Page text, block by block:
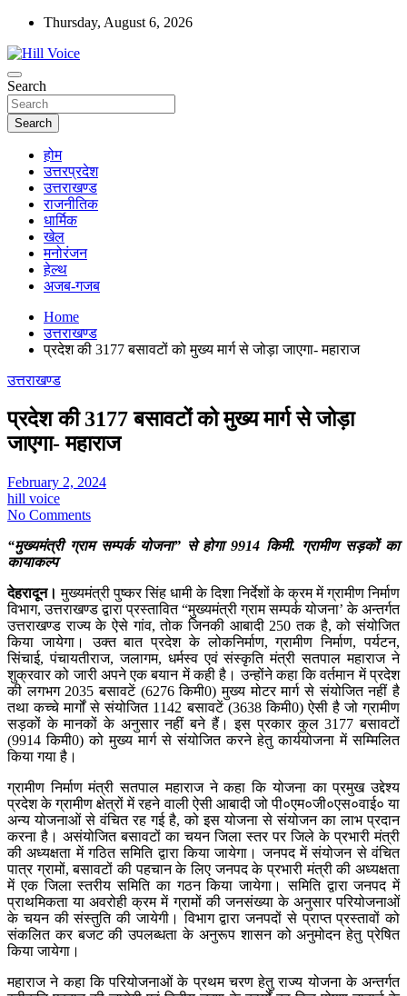
Skip
content
Thursday, August 6, 2026
Hill Voice
न्यूज़ पोर्टल
Search
Search
होम
उत्तरप्रदेश
उत्तराखण्ड
राजनीतिक
धार्मिक
खेल
मनोरंजन
हेल्थ
अजब-गजब
Home
उत्तराखण्ड
प्रदेश की 3177 बसावटों को मुख्य मार्ग से जोड़ा जाएगा- महाराज
उत्तराखण्ड
प्रदेश की 3177 बसावटों को मुख्य मार्ग से जोड़ा
जाएगा- महाराज
February 2, 2024
hill voice
No Comments
“मुख्यमंत्री ग्राम सम्पर्क योजना” से होगा 9914 किमी. ग्रामीण सड़कों का
कायाकल्प
देहरादून। मुख्यमंत्री पुष्कर सिंह धामी के दिशा निर्देशों के क्रम में ग्रामीण निर्माण
विभाग, उत्तराखण्ड द्वारा प्रस्तावित “मुख्यमंत्री ग्राम सम्पर्क योजना’ के अन्तर्गत
उत्तराखण्ड राज्य के ऐसे गांव, तोक जिनकी आबादी 250 तक है, को संयोजित
किया जायेगा। उक्त बात प्रदेश के लोकनिर्माण, ग्रामीण निर्माण, पर्यटन,
सिंचाई, पंचायतीराज, जलागम, धर्मस्व एवं संस्कृति मंत्री सतपाल महाराज ने
शुक्रवार को जारी अपने एक बयान में कही है। उन्होंने कहा कि वर्तमान में प्रदेश
की लगभग 2035 बसावटें (6276 किमी0) मुख्य मोटर मार्ग से संयोजित नहीं है
तथा कच्चे मार्गों से संयोजित 1142 बसावटें (3638 किमी0) ऐसी है जो ग्रामीण
सड़कों के मानकों के अनुसार नहीं बने हैं। इस प्रकार कुल 3177 बसावटों
(9914 किमी0) को मुख्य मार्ग से संयोजित करने हेतु कार्ययोजना में सम्मिलित
किया गया है।
ग्रामीण निर्माण मंत्री सतपाल महाराज ने कहा कि योजना का प्रमुख उद्देश्य
प्रदेश के ग्रामीण क्षेत्रों में रहने वाली ऐसी आबादी जो पी०एम०जी०एस०वाई० या
अन्य योजनाओं से वंचित रह गई है, को इस योजना से संयोजन का लाभ प्रदान
करना है। असंयोजित बसावटों का चयन जिला स्तर पर जिले के प्रभारी मंत्री
की अध्यक्षता में गठित समिति द्वारा किया जायेगा। जनपद में संयोजन से वंचित
पात्र ग्रामों, बसावटों की पहचान के लिए जनपद के प्रभारी मंत्री की अध्यक्षता
में एक जिला स्तरीय समिति का गठन किया जायेगा। समिति द्वारा जनपद में
प्राथमिकता या अवरोही क्रम में ग्रामों की जनसंख्या के अनुसार परियोजनाओं
के चयन की संस्तुति की जायेगी। विभाग द्वारा जनपदों से प्राप्त प्रस्तावों को
संकलित कर बजट की उपलब्धता के अनुरूप शासन को अनुमोदन हेतु प्रेषित
किया जायेगा।
महाराज ने कहा कि परियोजनाओं के प्रथम चरण हेतु राज्य योजना के अन्तर्गत